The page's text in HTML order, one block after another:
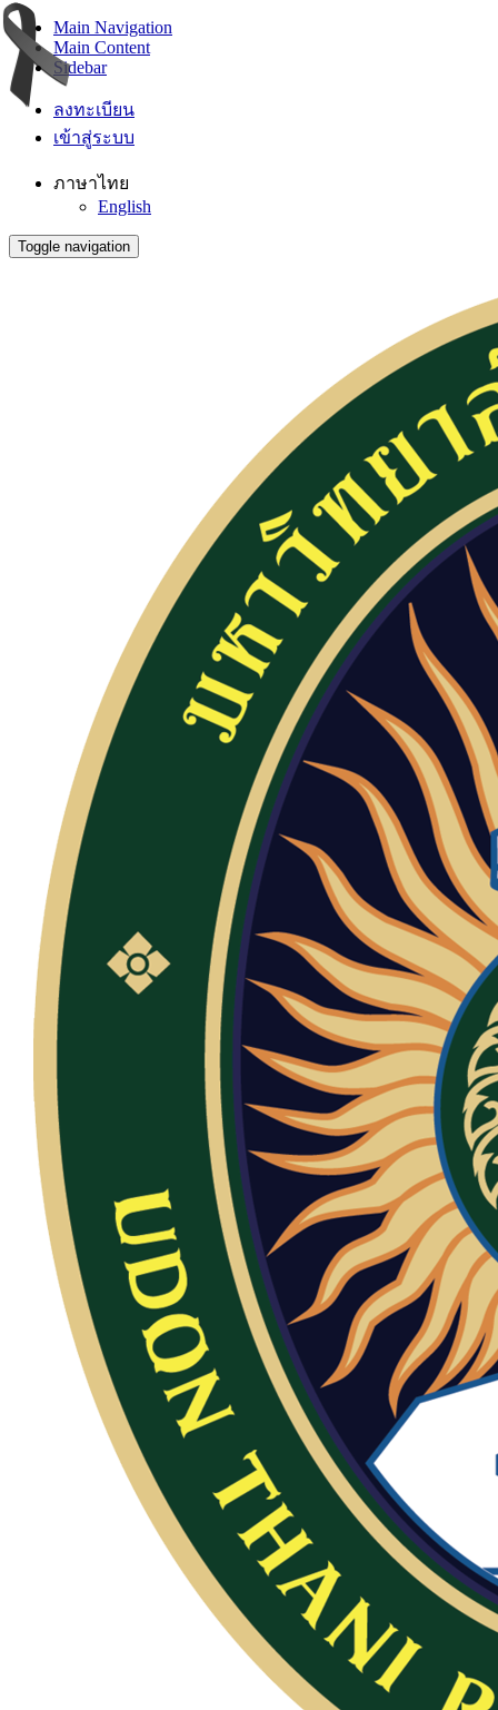
Main Navigation
Main Content
Sidebar
ลงทะเบียน
เข้าสู่ระบบ
ภาษาไทย
English
Toggle navigation